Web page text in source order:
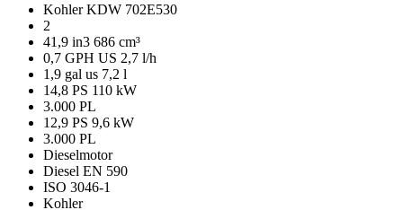
Kohler KDW 702E530
2
41,9 in3 686 cm³
0,7 GPH US 2,7 l/h
1,9 gal us 7,2 l
14,8 PS 110 kW
3.000 PL
12,9 PS 9,6 kW
3.000 PL
Dieselmotor
Diesel EN 590
ISO 3046-1
Kohler